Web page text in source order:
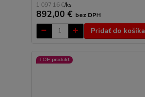
1 097,16 €/ks
892,00 € bez DPH
Pridať do košíka
TOP produkt